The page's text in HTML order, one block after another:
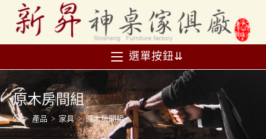
選單按鈕⇊
原木房間組
> 產品 > 家具 > 原木房間組